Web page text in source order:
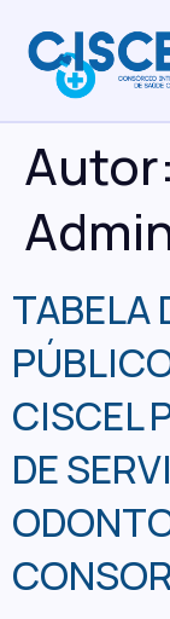
Autor:
TABELA
CISCEL
DE